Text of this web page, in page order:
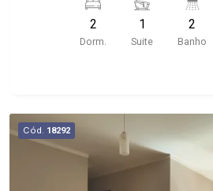
condicionado; - Ventilador de
Cozinha planejada; - Área de
- Sacada gourmet com
Shopping.
2
Dorm.
1
Suite
2
Banho
Cód. 18292